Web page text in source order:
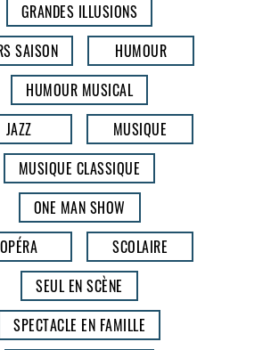
GRANDES ILLUSIONS
SAISON
HUMOUR
HUMOUR MUSICAL
JAZZ
MUSIQUE
MUSIQUE CLASSIQUE
ONE MAN SHOW
OPÉRA
SCOLAIRE
SEUL EN SCÈNE
SPECTACLE EN FAMILLE